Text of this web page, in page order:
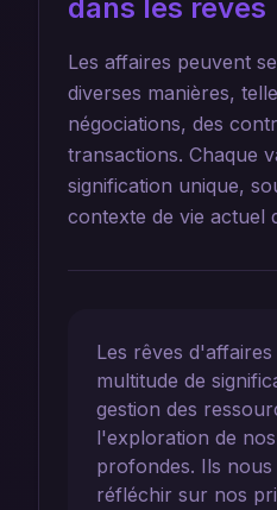
dans les rêves
Les affaires peuvent
diverses manières,
négociations, des
transactions. Chaque
signification unique,
contexte de vie actuel
Les rêves
multitude de
gestion des
l'exploration de
profondes. Ils nous
réfléchir sur nos